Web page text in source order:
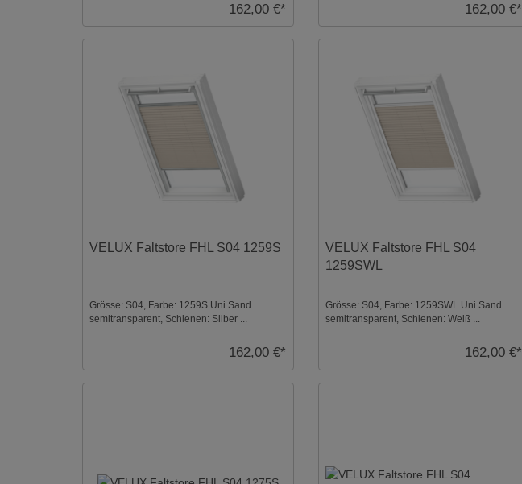
162,00 €* 162,00 €*
VELUX Faltstore FHL S04 1259S
Grösse: S04, Farbe: 1259S Uni Sand
semitransparent, Schienen: Silber ...
162,00 €*
VELUX Faltstore FHL S04
1259SWL
Grösse: S04, Farbe: 1259SWL Uni Sand
semitransparent, Schienen: Weiß ...
162,00 €*